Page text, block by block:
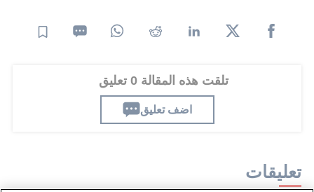
تلقت هذه المقالة 0 تعليق
اضف تعليق
تعليقات